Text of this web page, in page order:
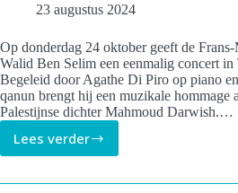
23 augustus 2024
Op donderdag 24 oktober geeft de
Walid Ben Selim een eenmalig concert
Begeleid door Agathe Di Piro op piano
qanun brengt hij een muzikale hommage
Palestijnse dichter Mahmoud Darwish.…
Lees verder
Walid
brengt